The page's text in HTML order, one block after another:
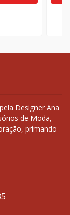
Designer Ana
de Moda,
primando